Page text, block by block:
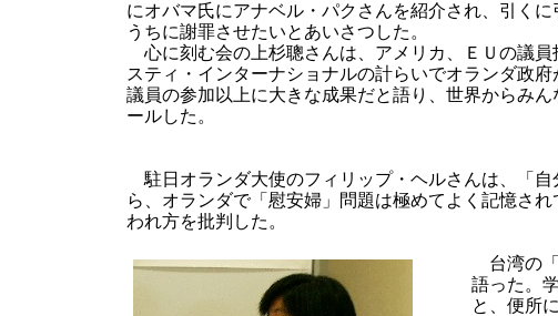
にオバマ氏にアナベル・パクさんを紹介され、引く
うちに謝罪させたいとあいさつした。
心に刻む会の上杉聰さんは、アメリカ、ＥＵの議
スティ・インターナショナルの計らいでオランダ政
議員の参加以上に大きな成果だと語り、世界からみ
ールした。
駐日オランダ大使のフィリップ・ヘルさんは、「
ら、オランダで「慰安婦」問題は極めてよく記憶さ
われ方を批判した。
台湾の「
語った。
と、便所